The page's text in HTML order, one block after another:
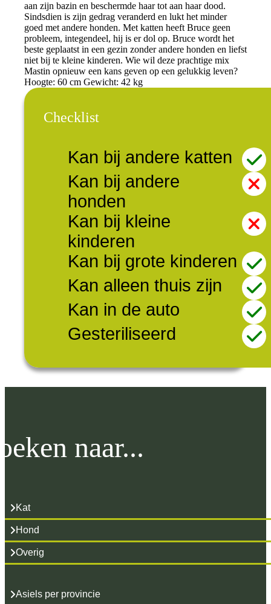
aan zijn bazin en beschermde haar tot aan haar dood.
Sindsdien is zijn gedrag veranderd en lukt het minder
goed met andere honden. Met katten heeft Bruce geen
probleem, integendeel, hij is er dol op. Bruce wordt het
beste geplaatst in een gezin zonder andere honden en liefst
niet bij te kleine kinderen. Wie wil deze prachtige mix
Mastin opnieuw een kans geven op een gelukkig leven?
Hoogte: 60 cm Gewicht: 42 kg
Checklist
Kan bij andere katten
Kan bij andere
honden
Kan bij kleine
kinderen
Kan bij grote kinderen
Kan alleen thuis zijn
Kan in de auto
Gesteriliseerd
naar...
Kat
Hond
Overig
Asiels per provincie